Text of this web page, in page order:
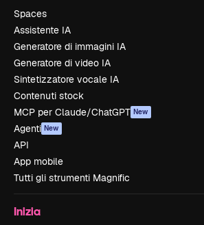
Spaces
Assistente IA
Generatore di immagini IA
Generatore di video IA
Sintetizzatore vocale IA
Contenuti stock
MCP per Claude/ChatGPT New
Agenti New
API
App mobile
Tutti gli strumenti Magnific
Inizia